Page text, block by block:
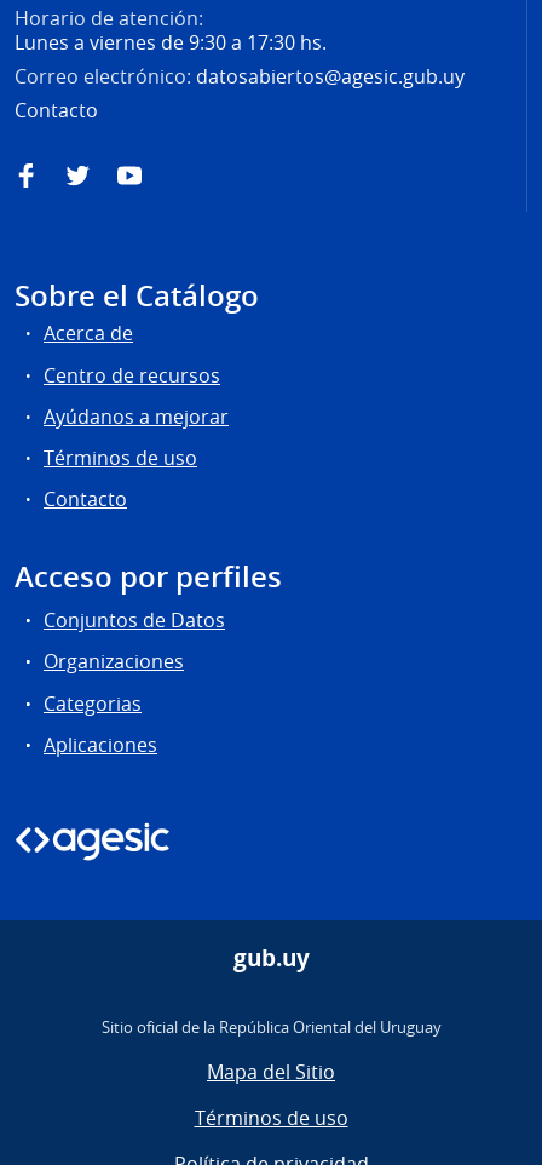
Horario de atención:
Lunes a viernes de 9:30 a 17:30 hs.
Correo electrónico: datosabiertos@agesic.gub.uy
Contacto
FacebookTwitterYouTube
Sobre el Catálogo
Acerca de
Centro de recursos
Ayúdanos a mejorar
Términos de uso
Contacto
Acceso por perfiles
Conjuntos de Datos
Organizaciones
Categorias
Aplicaciones
gub.uy
Sitio oficial de la República Oriental del Uruguay
Mapa del Sitio
Términos de uso